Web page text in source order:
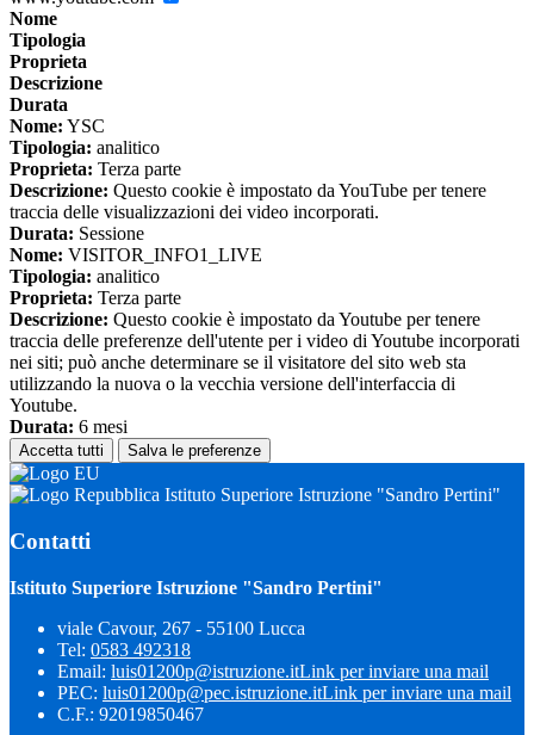
Nome
Tipologia
Proprieta
Descrizione
Durata
Nome: YSC
Tipologia: analitico
Proprieta: Terza parte
Descrizione: Questo cookie è impostato da YouTube per tenere
traccia delle visualizzazioni dei video incorporati.
Durata: Sessione
Nome: VISITOR_INFO1_LIVE
Tipologia: analitico
Proprieta: Terza parte
Descrizione: Questo cookie è impostato da Youtube per tenere
traccia delle preferenze dell'utente per i video di Youtube incorporati
nei siti; può anche determinare se il visitatore del sito web sta
utilizzando la nuova o la vecchia versione dell'interfaccia di
Youtube.
Durata: 6 mesi
Accetta tutti Salva le preferenze
Istituto Superiore Istruzione "Sandro Pertini"
Contatti
Istituto Superiore Istruzione "Sandro Pertini"
viale Cavour, 267 - 55100 Lucca
Tel: 0583 492318
Email: luis01200p@istruzione.itLink per inviare una mail
PEC: luis01200p@pec.istruzione.itLink per inviare una mail
C.F.: 92019850467